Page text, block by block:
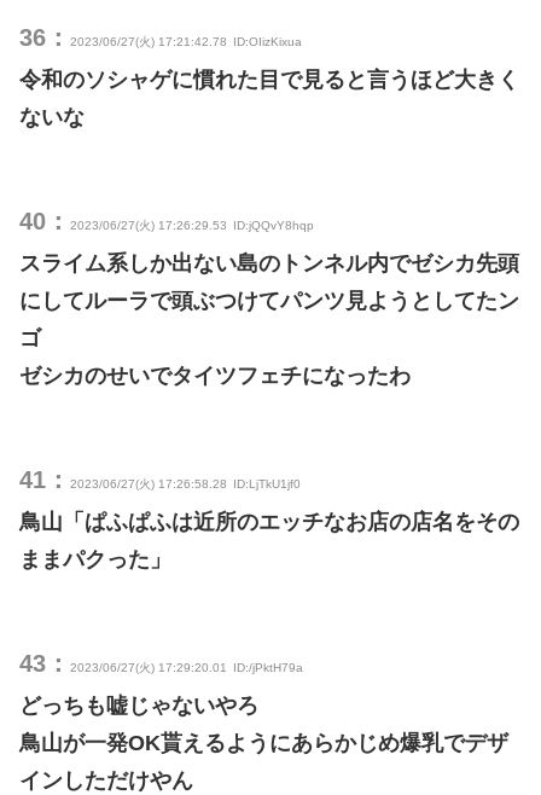
36： 2023/06/27(火) 17:21:42.78 ID:OIizKixua
令和のソシャゲに慣れた目で見ると言うほど大きく
ないな
40： 2023/06/27(火) 17:26:29.53 ID:jQQvY8hqp
スライム系しか出ない島のトンネル内でゼシカ先頭
にしてルーラで頭ぶつけてパンツ見ようとしてたン
ゴ
ゼシカのせいでタイツフェチになったわ
41： 2023/06/27(火) 17:26:58.28 ID:LjTkU1jf0
鳥山「ぱふぱふは近所のエッチなお店の店名をその
ままパクった」
43： 2023/06/27(火) 17:29:20.01 ID:/jPktH79a
どっちも嘘じゃないやろ
鳥山が一発OK貰えるようにあらかじめ爆乳でデザ
インしただけやん